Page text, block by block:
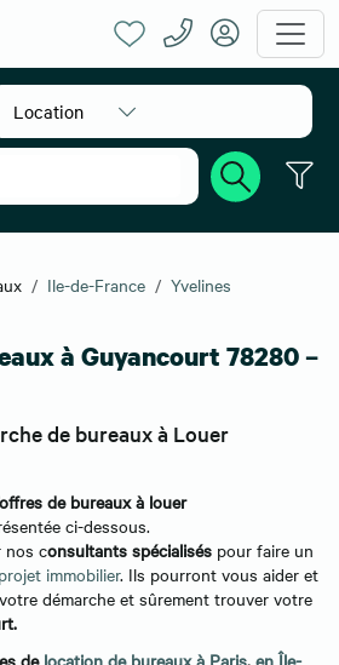
Location
Ile-de-France
Yvelines
à Guyancourt 78280 –
de bureaux à Louer
de bureaux à louer
ci-dessous.
nos consultants spécialisés pour faire un
immobilier. Ils pourront vous aider et
démarche et sûrement trouver votre